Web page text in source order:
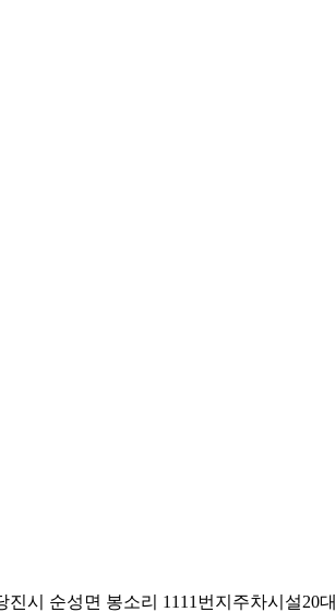
시 순성면 봉소리 1111번지주차시설20대